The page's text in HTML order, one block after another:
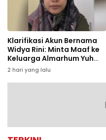
Klarifikasi Akun Bernama
Widya Rini: Minta Maaf ke
Keluarga Almarhum Yuh
Rizal dan Instansi
2 hari yang lalu